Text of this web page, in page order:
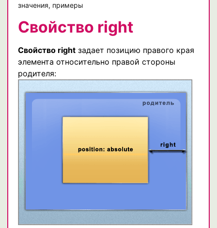
значения, примеры
Свойство right
Свойство right задает позицию правого края
элемента относительно правой стороны
родителя: